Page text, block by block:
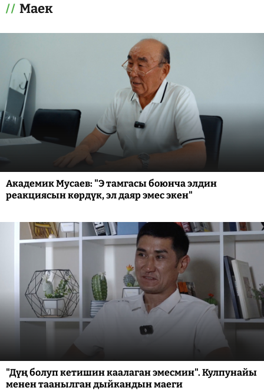
Маек
Академик Мусаев: "Э тамгасы боюнча элдин
реакциясын көрдүк, эл даяр эмес экен"
"Дүң болуп кетишин каалаган эмесмин". Кулпунайы
менен таанылган дыйкандын маеги